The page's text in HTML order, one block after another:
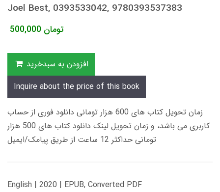
Joel Best, 0393533042, 9780393537383
500,000 تومان
افزودن به سبدخرید
Inquire about the price of this book
زمان تحویل کتاب های 600 هزار تومانی دانلود فوری از حساب
کاربری می باشد، و زمان تحویل لینک دانلود کتاب های 500 هزار
تومانی حداکثر 12 ساعت از طریق پیامک/ایمیل
English | 2020 | EPUB, Converted PDF